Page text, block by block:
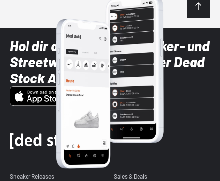
Hol dir die neuesten Sneaker- und
Streetwear-Brands mit der Dead
Stock App
Sneaker Releases Sales & Deals